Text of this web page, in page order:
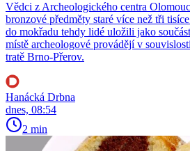
Vědci z Archeologického centra
bronzové předměty staré více než tři
do mokřadu tehdy lidé uložili jako
místě archeologové provádějí v
tratě Brno-Přerov.
Hanácká Drbna
dnes, 08:54
2 min